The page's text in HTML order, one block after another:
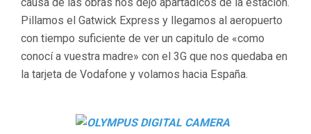
Pillamos el Gatwick Express y llegamos al aeropuerto
con tiempo suficiente de ver un capitulo de «como
conocí a vuestra madre» con el 3G que nos quedaba en
la tarjeta de Vodafone y volamos hacia España.